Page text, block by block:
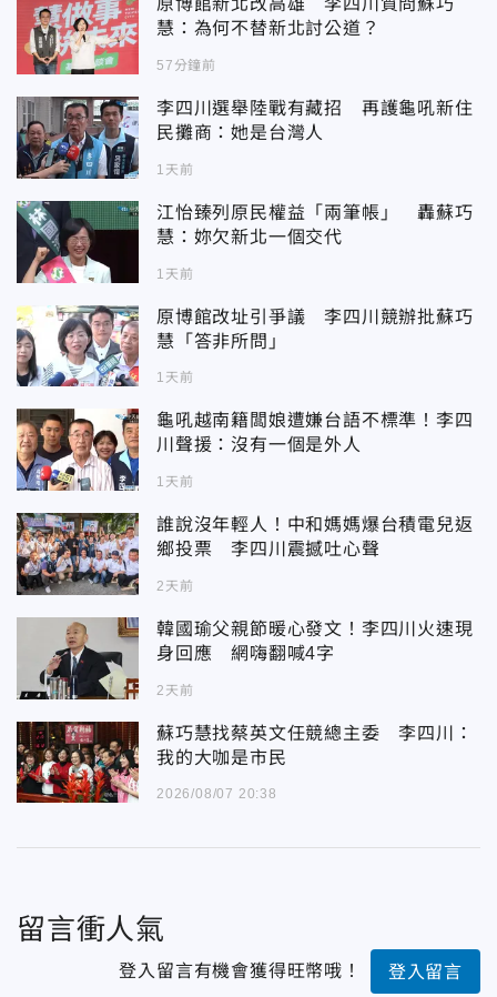
原博館新北改高雄 李四川質問蘇巧
慧：為何不替新北討公道？
57分鐘前
李四川選舉陸戰有藏招 再護龜吼新住
民攤商：她是台灣人
1天前
江怡臻列原民權益「兩筆帳」 轟蘇巧
慧：妳欠新北一個交代
1天前
原博館改址引爭議 李四川競辦批蘇巧
慧「答非所問」
1天前
龜吼越南籍闆娘遭嫌台語不標準！李四
川聲援：沒有一個是外人
1天前
誰說沒年輕人！中和媽媽爆台積電兒返
鄉投票 李四川震撼吐心聲
2天前
韓國瑜父親節暖心發文！李四川火速現
身回應 網嗨翻喊4字
2天前
蘇巧慧找蔡英文任競總主委 李四川：
我的大咖是市民
2026/08/07 20:38
留言衝人氣
登入留言有機會獲得旺幣哦！ 登入留言